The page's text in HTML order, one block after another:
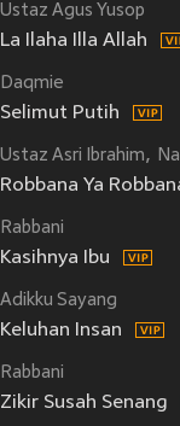
Ustaz Agus Yusop
La Ilaha Illa Allah
Daqmie
Selimut Putih
Ustaz Asri Ibrahim
Robbana Ya
Rabbani
Kasihnya Ibu
Adikku Sayang
Keluhan Insan
Rabbani
Zikir Susah Senang